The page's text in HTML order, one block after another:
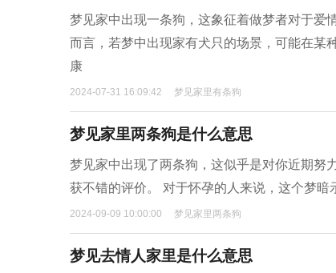
梦见家中出现一条狗，这象征着做梦者对于爱
而言，若梦中出现家有犬只的场景，可能在某
康
2024-07-31 16:09:42 梦见家里有条狗
梦见家里两条狗是什么意思
梦见家中出现了两条狗，这似乎是对你近期努
获不错的评价。 对于怀孕的人来说，这个梦
2024-09-09 10:00:00 梦见家里两条狗
梦见去情人家里是什么意思